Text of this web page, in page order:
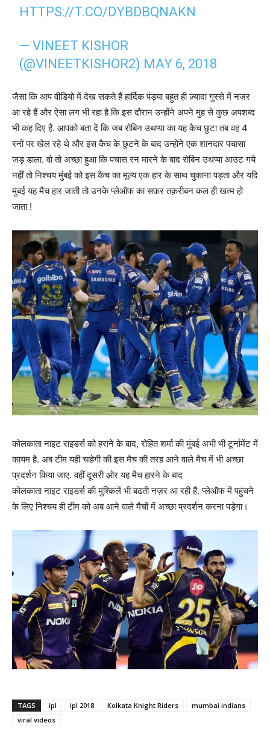
HTTPS://T.CO/DYBDBQNAKN
— VINEET KISHOR
(@VINEETKISHOR2) MAY 6, 2018
जैसा कि आप वीडियो में देख सकते हैं हार्दिक पंड्या बहुत ही ज़्यादा गुस्से में नज़र
आ रहे हैं और ऐसा लग भी रहा है कि इस दौरान उन्होंने अपने मुह से कुछ अपशब्द
भी कह दिए हैं. आपको बता दें कि जब रोबिन उथप्पा का यह कैच छुटा तब वह 4
रनों पर खेल रहे थे और इस कैच के छुटने के बाद उन्होंने एक शानदार पचासा
जड़ डाला. वो तो अच्छा हुआ कि पचास रन मारने के बाद रोबिन उथप्पा आउट गये
नहीं तो निश्चय मुंबई को इस कैच का मूल्य एक हार के साथ चुकाना पड़ता और यदि
मुंबई यह मैच हार जाती तो उनके प्लेऑफ का सफ़र तक़रीबन कल ही खत्म हो
जाता !
कोलकाता नाइट राइडर्स को हराने के बाद, रोहित शर्मा की मुंबई अभी भी टूर्नामेंट में
कायम है. अब टीम यही चाहेगी की इस मैच की तरह आने वाले मैच में भी अच्छा
प्रदर्शन किया जाए. वहीं दूसरी ओर यह मैच हारने के बाद
कोलकाता नाइट राइडर्स की मुश्किलें भी बढती नज़र आ रही हैं. प्लेऑफ में पहुंचने
के लिए निश्चय ही टीम को अब आने वाले मैचों में अच्छा प्रदर्शन करना पड़ेगा।
TAGS ipl ipl 2018 Kolkata Knight Riders
mumbai indians
viral videos